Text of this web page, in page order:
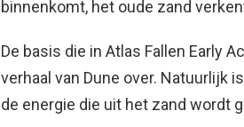
binnenkomt, het oude zand
De basis die in Atlas Fallen Early
verhaal van Dune over. Natuurlijk
de energie die uit het zand wordt